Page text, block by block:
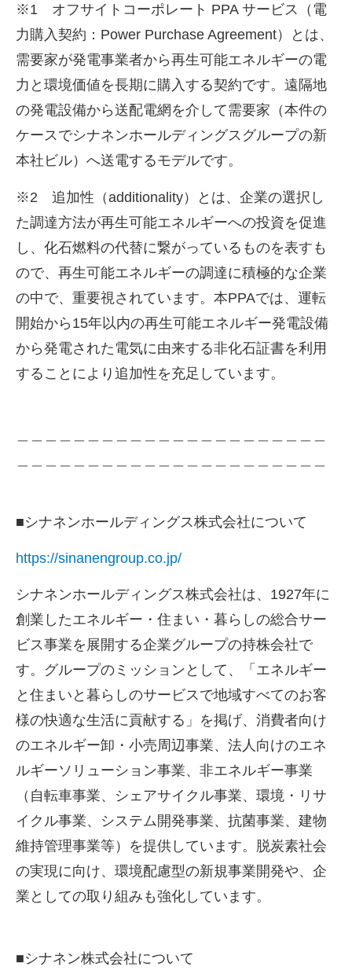
※1 オフサイトコーポレート PPA サービス（電
力購入契約： Power Purchase Agreement）とは、
需要家が発電事業者から再生可能エネルギーの電
力と環境価値を長期に購入する契約です。遠隔地
の発電設備から送配電網を介して需要家（本件の
ケースでシナネンホールディングスグループの新
本社ビル）へ送電するモデルです。
※2 追加性（additionality）とは、企業の選択し
た調達方法が再生可能エネルギーへの投資を促進
し、化石燃料の代替に繋がっているものを表すも
ので、再生可能エネルギーの調達に積極的な企業
の中で、重要視されています。本PPAでは、運転
開始から 15年以内の再生可能エネルギー発電設備
から発電された電気に由来する非化石証書を利用
することにより追加性を充足しています。
■シナネンホールディングス株式会社について
https://sinanengroup.co.jp/
シナネンホールディングス株式会社は、 1927年に
創業したエネルギー・住まい・暮らしの総合サー
ビス事業を展開する企業グループの持株会社で
す。グループのミッションとして、「エネルギー
と住まいと暮らしのサービスで地域すべてのお客
様の快適な生活に貢献する」を掲げ、消費者向け
のエネルギー卸・小売周辺事業、法人向けのエネ
ルギーソリューション事業、非エネルギー事業
（自転車事業、シェアサイクル事業、環境・リサ
イクル事業、システム開発事業、抗菌事業、建物
維持管理事業等）を提供しています。脱炭素社会
の実現に向け、環境配慮型の新規事業開発や、企
業としての取り組みも強化しています。
■シナネン株式会社について